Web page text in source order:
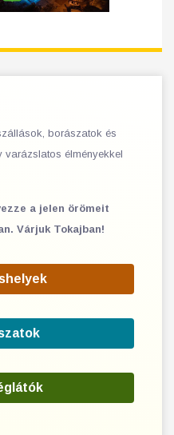
borászatok és
varázslatos élményekkel
a jelen örömeit
Várjuk Tokajban!